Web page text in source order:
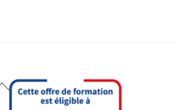
Back